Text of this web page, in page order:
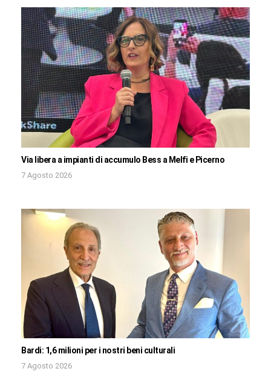
Via libera a impianti di accumulo Bess a Melfi e Picerno
7 Agosto 2026
Bardi: 1,6 milioni per i nostri beni culturali
7 Agosto 2026